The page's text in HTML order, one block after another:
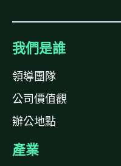
我們是誰
領導團隊
公司價值觀
辦公地點
產業